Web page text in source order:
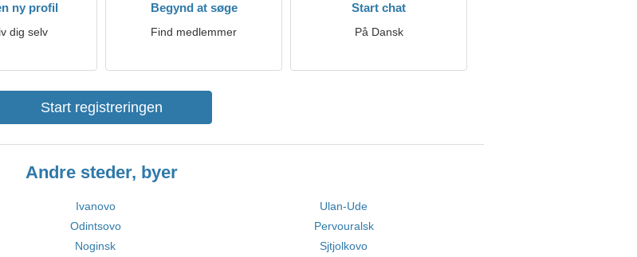
ny profil
dig selv
Begynd at søge
Find medlemmer
Start chat
På Dansk
Start registreringen
Andre steder, byer
Ivanovo
Ulan-Ude
Odintsovo
Pervouralsk
Noginsk Sjtjolkovo